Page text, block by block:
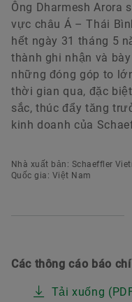
Ông Dharmesh Arora
vực châu Á – Thái
hết ngày 31 tháng 5
thành ghi nhận và
những đóng góp to
thời gian qua, đặc
sắc, thúc đẩy tăng
kinh doanh của
Nhà xuất bản: Schaeffler
Quốc gia: Việt Nam
Các thông cáo báo chí
Tải xuống